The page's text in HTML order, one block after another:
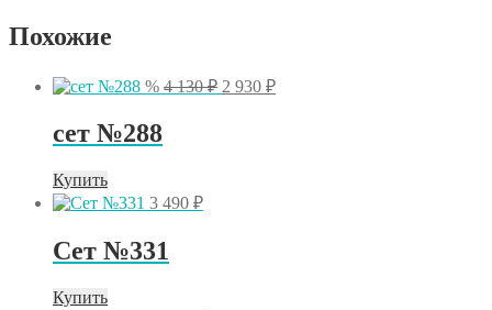
Похожие
% 4 130₽ Первоначальная
2 930 ₽Текущая
сет №288
Купить
3 490 ₽
Сет №331
Купить